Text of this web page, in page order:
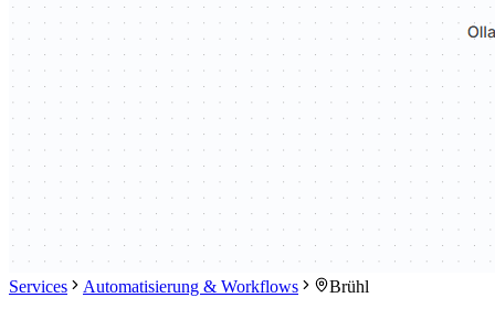
Services Automatisierung & Workflows Brühl